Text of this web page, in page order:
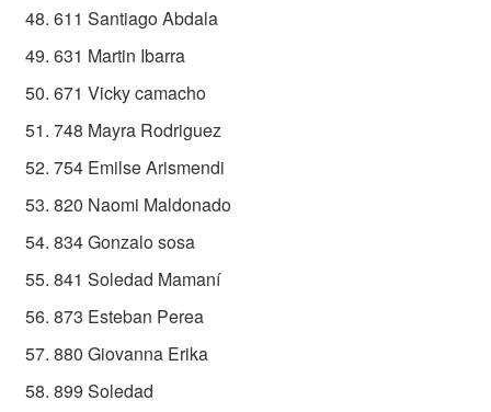
611 Santiago Abdala
631 Martin Ibarra
671 Vicky camacho
748 Mayra Rodriguez
754 Emilse Arismendi
820 Naomi Maldonado
834 Gonzalo sosa
841 Soledad Mamaní
873 Esteban Perea
880 Giovanna Erika
899 Soledad